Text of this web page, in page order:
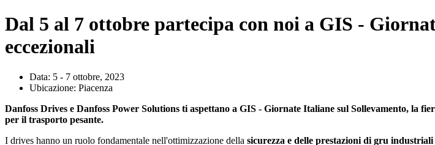
Dal 5 al 7 ottobre partecipa con noi a GIS -
eccezionali
Data: 5 - 7 ottobre, 2023
Ubicazione: Piacenza
Danfoss Drives e Danfoss Power Solutions ti aspettano a GIS - Giornate Italiane sul Sollevamento, la
per il trasporto pesante.
I drives hanno un ruolo fondamentale nell'ottimizzazione della sicurezza e delle prestazioni di gru